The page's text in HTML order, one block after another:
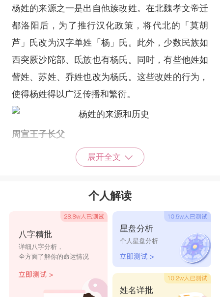
杨姓的来源之一是出自他族改姓。在北魏孝文帝迁
都洛阳后，为了推行汉化政策，将代北的「莫胡
芦」氏改为汉字单姓「杨」氏。此外，少数民族如
西突厥沙陀部、氐族也有杨氏。同时，有些他姓如
訾姓、苏姓、乔姓也改为杨氏。这些改姓的行为，
使得杨姓得以广泛传播和繁衍。
周宣王子长父
杨姓起源于周宣王姬静将子长父封到杨国，位于今
天的山西省洪洞县，作为杨侯。这一封地行为发生
时期，杨国被晋国所灭。子长父的后裔为了纪念他
们的起源地，便以“杨”作为自己的姓氏。
黄帝后裔
杨姓起源于黄帝后裔。黄帝，作为中华文明的始
祖，他的后代中有一支以杨为姓。这一姓氏的起源
与黄帝有着直接的关联，显示了杨姓在中华文化中
展开全文
个人解读
八字精批
详细八字分析，
全方面了解你的命运情况
星盘分析
个人星盘分析
姓名详批